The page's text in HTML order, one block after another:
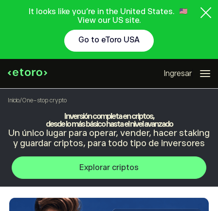
It looks like you're in the United States.
View our US site.
Go to eToro USA
Ingresar
Inicio/One-stop crypto
Inversión completa en criptos,
desde lo más básico hasta el nivel avanzado
Un único lugar para operar, vender, hacer staking
y guardar criptos, para todo tipo de inversores
Explorar criptos